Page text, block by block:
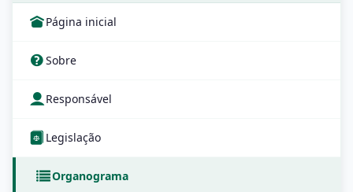
Página inicial
Sobre
Responsável
Legislação
Organograma